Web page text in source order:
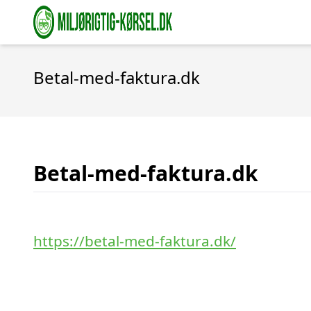
Betal-med-faktura.dk
Betal-med-faktura.dk
https://betal-med-faktura.dk/